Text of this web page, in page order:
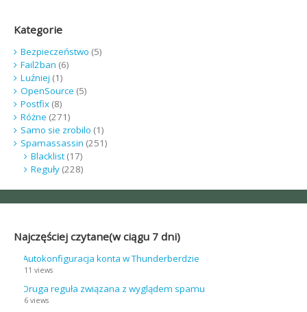
Kategorie
Bezpieczeństwo (5)
Fail2ban (6)
Luźniej (1)
OpenSource (5)
Postfix(8)
Różne (271)
Samo sie zrobilo (1)
Spamassassin (251)
Blacklist(17)
Reguły(228)
Najczęściej czytane(w ciągu 7 dni)
Autokonfiguracja konta w Thunderberdzie
11 views
Druga reguła związana z wyglądem spamu
6 views